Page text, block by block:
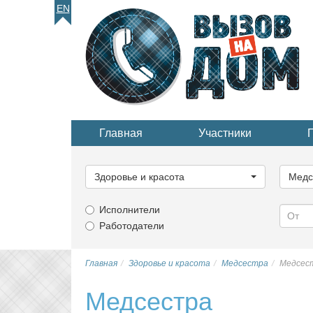
EN
Главная Участники
категорию...
Здоровье и красота
Исполнители
Работодатели
Главная Здоровье и красота Медсестра
Медсестра